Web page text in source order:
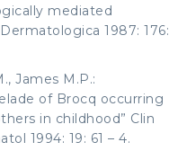
mediated
1987: 176:
James M.P.:
of Brocq occurring
in childhood” Clin
1994: 19: 61 – 4.